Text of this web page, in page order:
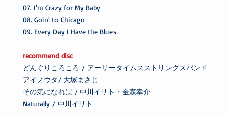
07. I'm Crazy for My Baby
08. Goin' to Chicago
09. Every Day I Have the Blues
recommend disc
どんぐりころころ / アーリータイムスストリングスバンド
アイノウタ/ 大塚まさじ
その気になれば/ 中川イサト・金森幸介
Naturally / 中川イサト